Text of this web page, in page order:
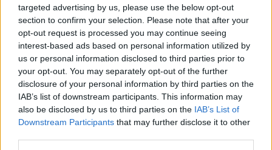
targeted advertising by us, please use the below opt-out
section to confirm your selection. Please note that after your
opt-out request is processed you may continue seeing
interest-based ads based on personal information utilized by
us or personal information disclosed to third parties prior to
your opt-out. You may separately opt-out of the further
disclosure of your personal information by third parties on the
IAB’s list of downstream participants. This information may
also be disclosed by us to third parties on the IAB’s List of
Downstream Participants that may further disclose it to other
Helyi hírek
Idén is PajTáska, egy táskányi segítség a paksi
iskolakezdéshez